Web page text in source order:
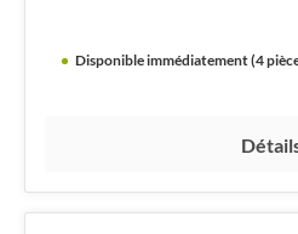
Disponible immédiatement (4